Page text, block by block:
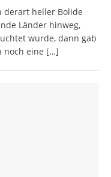
derart heller Bolide
Länder hinweg,
wurde, dann gab
noch eine […]